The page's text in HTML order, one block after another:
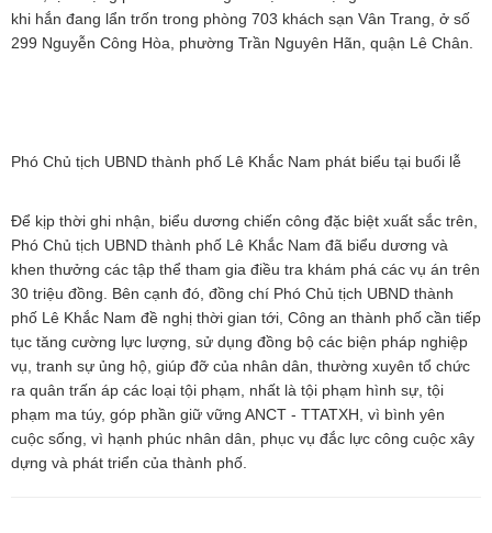
khi hắn đang lẩn trốn trong phòng 703 khách sạn Vân Trang, ở số
299 Nguyễn Công Hòa, phường Trần Nguyên Hãn, quận Lê Chân.
Phó Chủ tịch UBND thành phố Lê Khắc Nam phát biểu tại buổi lễ
Để kịp thời ghi nhận, biểu dương chiến công đặc biệt xuất sắc trên,
Phó Chủ tịch UBND thành phố Lê Khắc Nam đã biểu dương và
khen thưởng các tập thể tham gia điều tra khám phá các vụ án trên
30 triệu đồng. Bên cạnh đó, đồng chí Phó Chủ tịch UBND thành
phố Lê Khắc Nam đề nghị thời gian tới, Công an thành phố cần tiếp
tục tăng cường lực lượng, sử dụng đồng bộ các biện pháp nghiệp
vụ, tranh sự ủng hộ, giúp đỡ của nhân dân, thường xuyên tổ chức
ra quân trấn áp các loại tội phạm, nhất là tội phạm hình sự, tội
phạm ma túy, góp phần giữ vững ANCT - TTATXH, vì bình yên
cuộc sống, vì hạnh phúc nhân dân, phục vụ đắc lực công cuộc xây
dựng và phát triển của thành phố.